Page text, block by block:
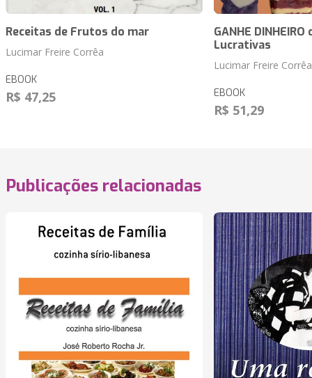
Receitas de Frutos do mar
Lucimar Freire Corrêa
EBOOK
R$ 47,25
GANHE
Lucrativas
Lucimar Freire Corrêa
EBOOK
R$ 51,29
Publicações relacionadas